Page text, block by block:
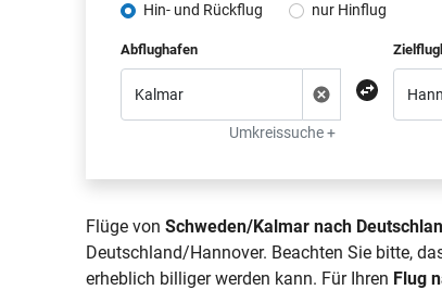
Hin- und Rückflug nur Hinflug
Abflughafen
Umkreissuche +
Flüge vonSchweden/Kalmar nach
Deutschland/Hannover. Beachten Sie bitte,
erheblich billiger werden kann. Für Ihren Flug